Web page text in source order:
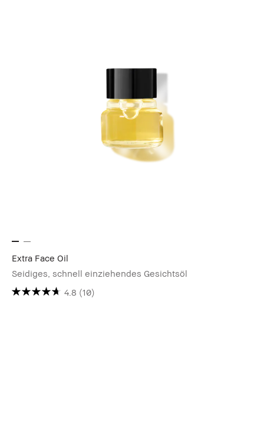
Extra Face Oil
Seidiges, schnell einziehendes Gesichtsöl
4.8 (10)